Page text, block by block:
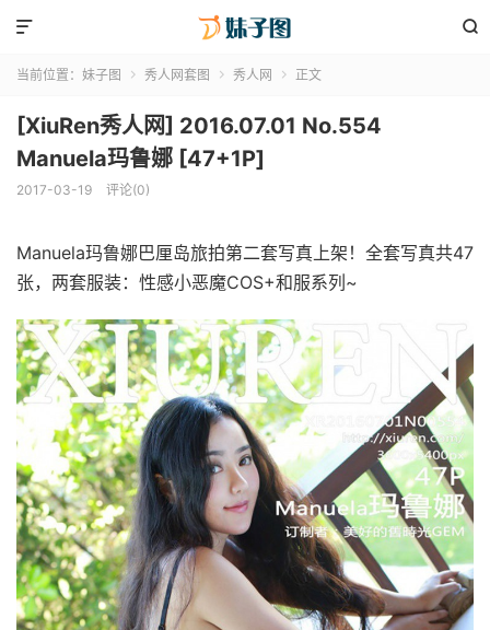


当前位置： 妹子图  秀人网套图  秀人网  正文
[XiuRen秀人网] 2016.07.01 No.554
Manuela玛鲁娜 [47+1P]
2017-03-19 评论(0)
Manuela玛鲁娜巴厘岛旅拍第二套写真上架！全套写真共47
张，两套服装：性感小恶魔COS+和服系列~